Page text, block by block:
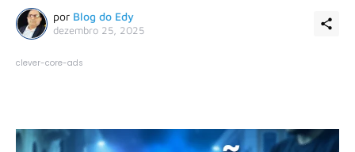
por Blog do Edy
dezembro 25, 2025
clever-core-ads